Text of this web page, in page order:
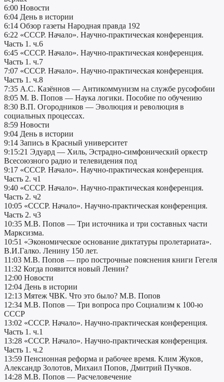
6:00 Новости
6:04 День в истории
6:14 Обзор газеты Народная правда 192
6:22 «СССР. Начало». Научно-практическая конференция.
Часть 1. ч.6
6:45 «СССР. Начало». Научно-практическая конференция.
Часть 1. ч.7
7:07 «СССР. Начало». Научно-практическая конференция.
Часть 1. ч.8
7:35 А.С. Казённов — Антикоммунизм на службе русофобии
8:05 М. В. Попов — Наука логики. Пособие по обучению
8:30 В.П. Огородников — Эволюция и революция в
социальных процессах.
8:59 Новости
9:04 День в истории
9:14 Запись в Красный университет
9:15:21 Эдуард — Хиль, Эстрадно-симфонический оркестр
Всесоюзного радио и телевидения под
9:17 «СССР. Начало». Научно-практическая конференция.
Часть 2. ч1
9:40 «СССР. Начало». Научно-практическая конференция.
Часть 2. ч2
10:05 «СССР. Начало». Научно-практическая конференция.
Часть 2. ч3
10:35 М.В. Попов — Три источника и три составных части
Марксизма.
10:51 «Экономическое основание диктатуры пролетариата».
В.И.Галко. Ленину 150 лет.
11:03 М.В. Попов — про построчные пояснения книги Гегеля
11:32 Когда появится новый Ленин?
12:00 Новости
12:04 День в истории
12:13 Мятеж ЧВК. Что это было? М.В. Попов
12:34 М.В. Попов — Три вопроса про Социализм к 100-ю
СССР
13:02 «СССР. Начало». Научно-практическая конференция.
Часть 1. ч.1
13:28 «СССР. Начало». Научно-практическая конференция.
Часть 1. ч.2
13:59 Пенсионная реформа и рабочее время. Клим Жуков,
Александр Золотов, Михаил Попов, Дмитрий Пучков.
14:28 М.В. Попов — Расчеловечение